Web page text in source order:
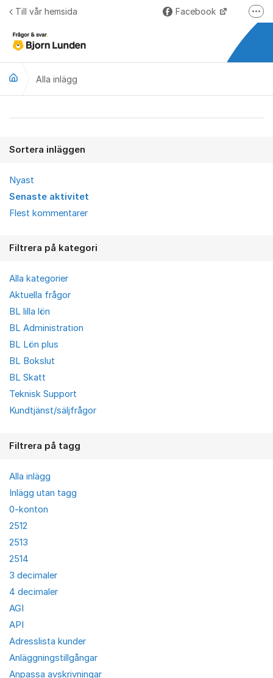
Hoppa till innehåll
Till vår hemsida Facebook
Alla inlägg
Sortera inläggen
Nyast
Senaste aktivitet
Flest kommentarer
Filtrera på kategori
Alla kategorier
Aktuella frågor
BL lilla lön
BL Administration
BL Lön plus
BL Bokslut
BL Skatt
Teknisk Support
Kundtjänst/säljfrågor
Filtrera på tagg
Alla inlägg
Inlägg utan tagg
0-konton
2512
2513
2514
3 decimaler
4 decimaler
AGI
API
Adresslista kunder
Anläggningstillgångar
Anpassa avskrivningar